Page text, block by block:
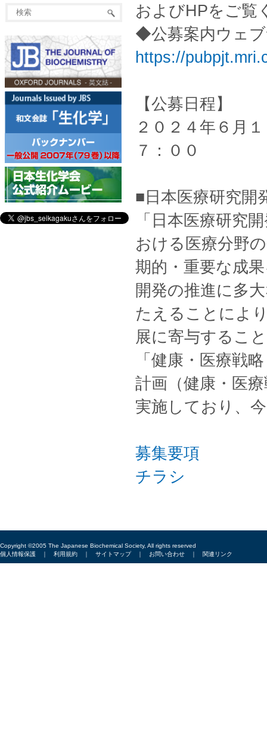
およびHPをご覧
◆公募案内ウェ
https://
【公募日程】
２０２４年６月
７：００
■日本医療研究開
「日本医療研究
おける医療分野
期的・重要な成
開発の推進に多
たえることによ
展に寄与するこ
「健康・医療戦
計画（健康・医
実施しており、
募集要項
チラシ
Copyright ©2005 The Japanese Biochemical Society, All rights reserved
個人情報保護 ｜ 利用規約 ｜ サイトマップ｜ お問い合わせ ｜ 関連リンク